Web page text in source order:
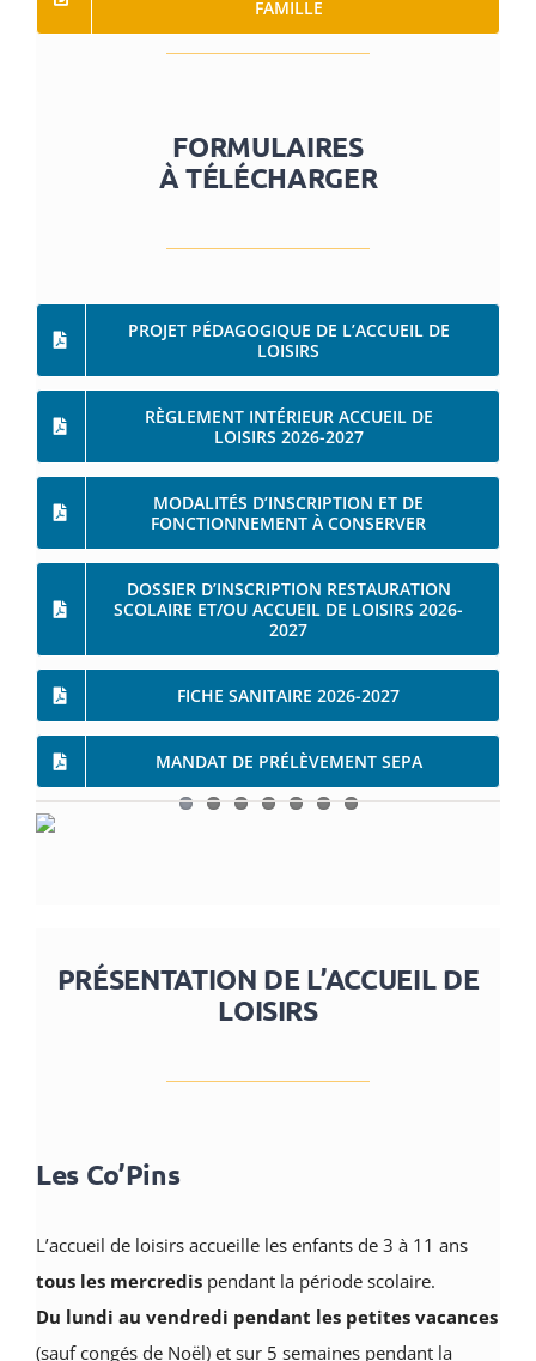
FAMILLE
FORMULAIRES
À TÉLÉCHARGER
PROJET PÉDAGOGIQUE DE L’ACCUEIL DE
LOISIRS
RÈGLEMENT INTÉRIEUR ACCUEIL DE
LOISIRS 2026-2027
MODALITÉS D’INSCRIPTION ET DE
FONCTIONNEMENT À CONSERVER
DOSSIER D’INSCRIPTION RESTAURATION
SCOLAIRE ET/OU ACCUEIL DE LOISIRS 2026-
2027
FICHE SANITAIRE 2026-2027
MANDAT DE PRÉLÈVEMENT SEPA
PRÉSENTATION DE L’ACCUEIL DE
LOISIRS
Les Co’Pins
L’accueil de loisirs accueille les enfants de 3 à 11 ans
tous les mercredispendant la période scolaire.
Du lundi au vendredi pendant les petites vacances
(sauf congés de Noël) et sur 5 semaines pendant la